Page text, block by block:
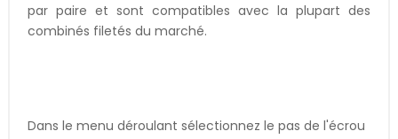
par paire et sont compatibles avec la plupart des
combinés filetés du marché.
Dans le menu déroulant sélectionnez le pas de l'écrou